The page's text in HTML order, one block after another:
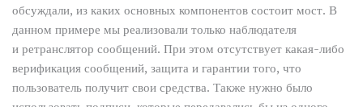
обсуждали, из каких основных компонентов состоит мост. В
данном примере мы реализовали только наблюдателя
и ретранслятор сообщений. При этом отсутствует какая-либо
верификация сообщений, защита и гарантии того, что
пользователь получит свои средства. Также нужно было